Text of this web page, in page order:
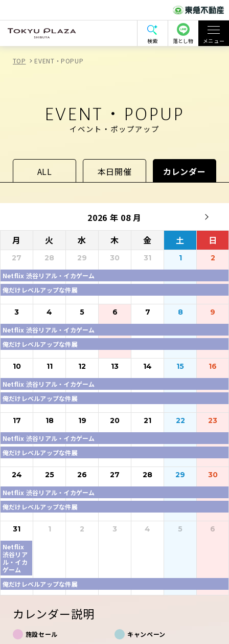
検索 落とし物 メニュー
TOP EVENT・POPUP
EVENT・POPUP
イベント・ポップアップ
ALL 本日開催 カレンダー
2026 年 08 月
月
火 水 木 金 土 日
27
Netflix 渋谷リアル・イカゲーム
俺だけレベルアップな件展
28 29 30 31 1 2
3
Netflix 渋谷リアル・イカゲーム
俺だけレベルアップな件展
4 5 6 7 8 9
10
Netflix 渋谷リアル・イカゲーム
俺だけレベルアップな件展
11 12 13 14 15 16
17
Netflix 渋谷リアル・イカゲーム
俺だけレベルアップな件展
18 19 20 21 22 23
24
Netflix 渋谷リアル・イカゲーム
俺だけレベルアップな件展
25 26 27 28 29 30
31
Netflix
渋谷リア
ル・イカ
ゲーム
俺だけレベルアップな件展
1 2 3 4 5 6
カレンダー説明
施設セール
キャンペーン